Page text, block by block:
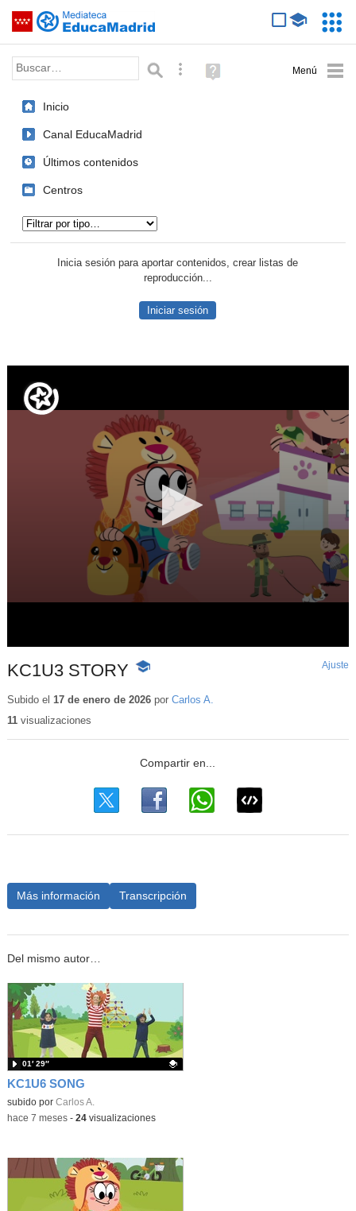
Saltar navegación
Palabra o frase: Búsqueda avanzada
Ayuda
(en
Inicio
Canal EducaMadrid
Últimos contenidos
Centros
Inicia sesión para aportar contenidos, crear listas de
reproducción...
Iniciar sesión
KC1U3 STORY
-
educativo
Ajuste
Subido el 17 de enero de 2026por Carlos A.
11visualizaciones
Más información Transcripción
Del mismo autor…
KC1U6 SONG
Contenido educativo.
subido por Carlos A.
01′ 29″
-hace 7 meses- 24visualizaciones